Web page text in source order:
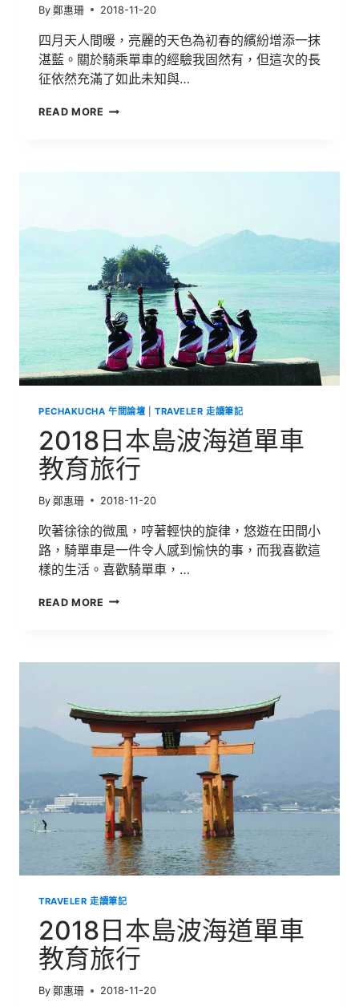
By 鄭惠珊 2018-11-20
四月天人間暖，亮麗的天色為初春的繽紛增添一抹
湛藍。關於騎乘單車的經驗我固然有，但這次的長
征依然充滿了如此未知與…
READ MORE 2018
車
育
旅
行
|
「烈
日
灼
灼
浪，
和
風
徐
徐
春
PECHAKUCHA 午間論壇 |TRAVELER 走讀筆記
2018日本島波海道單車
教育旅行
By 鄭惠珊 2018-11-20
吹著徐徐的微風，哼著輕快的旋律，悠遊在田間小
路，騎單車是一件令人感到愉快的事，而我喜歡這
樣的生活。喜歡騎單車，…
READ MORE 2018
車
教
育
行
TRAVELER 走讀筆記
2018日本島波海道單車
教育旅行
By 鄭惠珊 2018-11-20